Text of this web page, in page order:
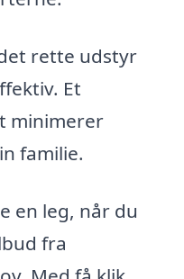
rette udstyr
Et
minimerer
familie.
en leg, når du
fra